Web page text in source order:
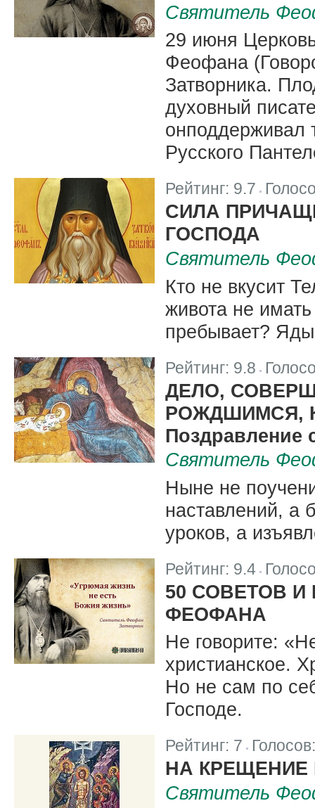
Святитель
29 июня
Феофана
Затворника.
духовный
онподдерживал
Русского
Рейтинг: 9.7
СИЛА
ГОСПОДА
Святитель
Кто не вкусит
живота не
пребывает?
Рейтинг: 9.8 |
ДЕЛО,
РОЖДШИМСЯ,
Поздравление
Святитель
Ныне не
наставлений, а
уроков, а
Рейтинг: 9.4 |
50 СОВЕТОВ И
ФЕОФАНА
Не говорите:
христианское.
Но не сам по
Господе.
Рейтинг: 7 |
НА КРЕЩЕНИЕ
Святитель